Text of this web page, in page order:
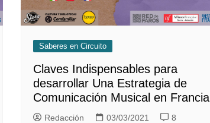
Saberes en Circuito
Claves Indispensables para
desarrollar Una Estrategia de
Comunicación Musical en Francia
Redacción 03/03/2021 8